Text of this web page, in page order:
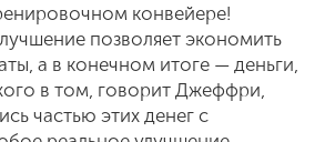
конвейере!
позволяет экономить
а в конечном итоге — деньги,
в том, говорит Джеффри,
частью этих денег с